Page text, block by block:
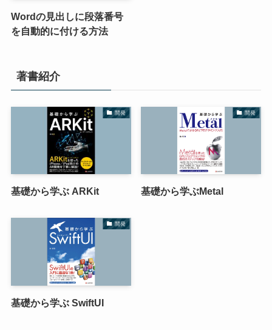
Wordの見出しに段落番号
を自動的に付ける方法
著書紹介
開発
基礎から学ぶ ARKit
開発
基礎から学ぶMetal
開発
基礎から学ぶ SwiftUI